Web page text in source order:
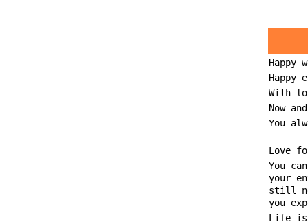
Happy
Happy
With
Now
You
Love
You
your
still
you
Life